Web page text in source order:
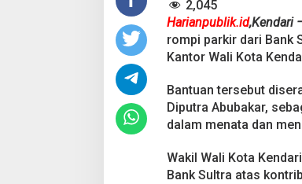
2,045
Harianpublik.id,Kendari
rompi parkir dari Bank
Kantor Wali Kota
Bantuan tersebut
Diputra Abubakar,
dalam menata dan
Wakil Wali Kota
Bank Sultra atas